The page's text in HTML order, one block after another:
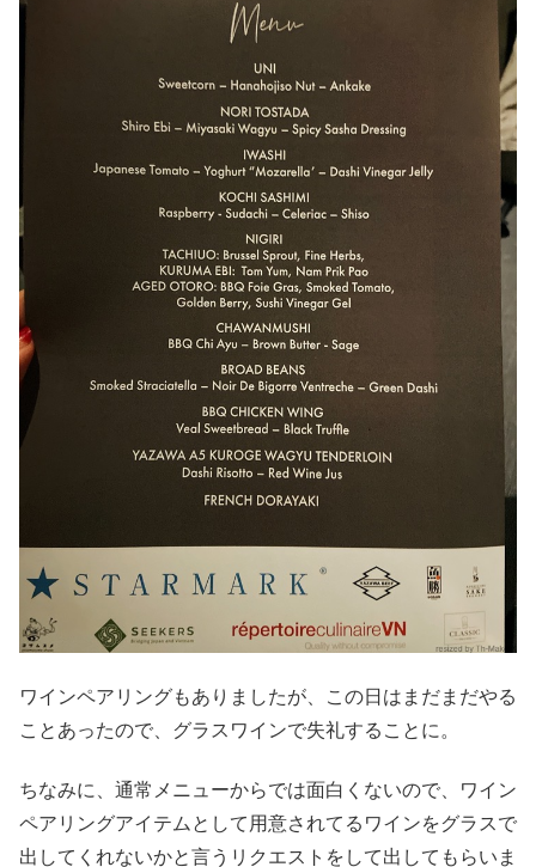
ワインペアリングもありましたが、この日はまだまだやる
ことあったので、グラスワインで失礼することに。
ちなみに、通常メニューからでは面白くないので、ワイン
ペアリングアイテムとして用意されてるワインをグラスで
出してくれないかと言うリクエストをして出してもらいま